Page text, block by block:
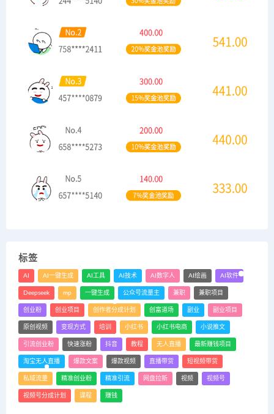
标签
AI AI一键生成 AI工具 AI技术 AI数字人 AI绘画 AI软件
Deepseek mp 一键生成 公众号流量主 兼职 兼职项目
创业粉 创业项目 创作者分成计划 创富道场 副业 副业项目
原创视频 变现方式 培训 小红书 小红书电商 小说推文
引流创业粉 快速涨粉 抖音 教程 无人直播 最新赚钱项目
淘宝无人直播 爆款文案 爆款视频 直播带货 短视频带货
私域流量 精准创业粉 精准引流 网盘拉新 视频 视频号
视频号分成计划 课程 赚钱